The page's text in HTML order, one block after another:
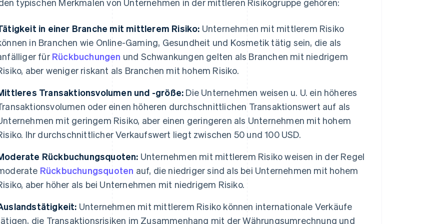
typischen Merkmalen von Unternehmen in der mittleren Risikogruppe gehören:
in einer Branche mit mittlerem Risiko: Unternehmen mit mittlerem Risiko
in Branchen wie Online-Gaming, Gesundheit und Kosmetik tätig sein, die als
für Rückbuchungen und Schwankungen gelten als Branchen mit niedrigem
aber weniger riskant als Branchen mit hohem Risiko.
Transaktionsvolumen und -größe: Die Unternehmen weisen u. U. ein höheres
oder einen höheren durchschnittlichen Transaktionswert auf als
mit geringem Risiko, aber einen geringeren als Unternehmen mit hohem
Ihr durchschnittlicher Verkaufswert liegt zwischen 50 und 100 USD.
Rückbuchungsquoten: Unternehmen mit mittlerem Risiko weisen in der Regel
Rückbuchungsquoten auf, die niedriger sind als bei Unternehmen mit hohem
aber höher als bei Unternehmen mit niedrigem Risiko.
Unternehmen mit mittlerem Risiko können internationale Verkäufe
die Transaktionsrisiken im Zusammenhang mit der Währungsumrechnung und